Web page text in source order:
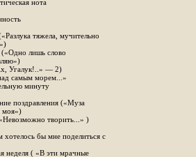
нота
тяжела, мучительно
лишь слово
Угалук!..» — 2)
самым морем...»
минуту
поздравления («Муза
моя»)
творить...» )
хотелось бы мне поделиться с
неделя ( «В эти мрачные